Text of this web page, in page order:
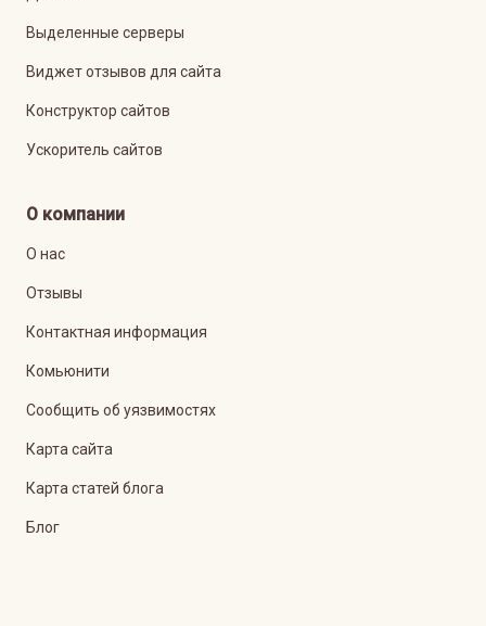
Выделенные серверы
Виджет отзывов для сайта
Конструктор сайтов
Ускоритель сайтов
О компании
О нас
Отзывы
Контактная информация
Комьюнити
Сообщить об уязвимостях
Карта сайта
Карта статей блога
Блог